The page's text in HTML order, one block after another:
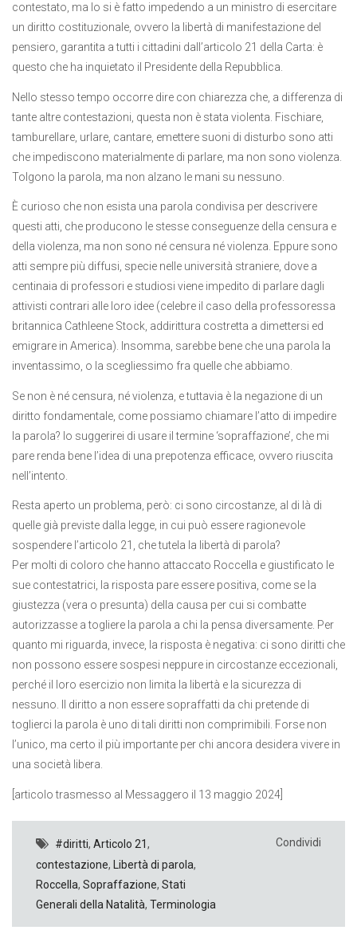
contestato, ma lo si è fatto impedendo a un ministro di esercitare
un diritto costituzionale, ovvero la libertà di manifestazione del
pensiero, garantita a tutti i cittadini dall’articolo 21 della Carta: è
questo che ha inquietato il Presidente della Repubblica.
Nello stesso tempo occorre dire con chiarezza che, a differenza di
tante altre contestazioni, questa non è stata violenta. Fischiare,
tamburellare, urlare, cantare, emettere suoni di disturbo sono atti
che impediscono materialmente di parlare, ma non sono violenza.
Tolgono la parola, ma non alzano le mani su nessuno.
È curioso che non esista una parola condivisa per descrivere
questi atti, che producono le stesse conseguenze della censura e
della violenza, ma non sono né censura né violenza. Eppure sono
atti sempre più diffusi, specie nelle università straniere, dove a
centinaia di professori e studiosi viene impedito di parlare dagli
attivisti contrari alle loro idee (celebre il caso della professoressa
britannica Cathleene Stock, addirittura costretta a dimettersi ed
emigrare in America). Insomma, sarebbe bene che una parola la
inventassimo, o la scegliessimo fra quelle che abbiamo.
Se non è né censura, né violenza, e tuttavia è la negazione di un
diritto fondamentale, come possiamo chiamare l’atto di impedire
la parola? Io suggerirei di usare il termine ‘sopraffazione’, che mi
pare renda bene l’idea di una prepotenza efficace, ovvero riuscita
nell’intento.
Resta aperto un problema, però: ci sono circostanze, al di là di
quelle già previste dalla legge, in cui può essere ragionevole
sospendere l’articolo 21, che tutela la libertà di parola?
Per molti di coloro che hanno attaccato Roccella e giustificato le
sue contestatrici, la risposta pare essere positiva, come se la
giustezza (vera o presunta) della causa per cui si combatte
autorizzasse a togliere la parola a chi la pensa diversamente. Per
quanto mi riguarda, invece, la risposta è negativa: ci sono diritti che
non possono essere sospesi neppure in circostanze eccezionali,
perché il loro esercizio non limita la libertà e la sicurezza di
nessuno. Il diritto a non essere sopraffatti da chi pretende di
toglierci la parola è uno di tali diritti non comprimibili. Forse non
l’unico, ma certo il più importante per chi ancora desidera vivere in
una società libera.
[articolo trasmesso al Messaggero il 13 maggio 2024]
#diritti, Articolo 21,
contestazione, Libertà di parola,
Roccella, Sopraffazione, Stati
Generali della Natalità, Terminologia
Condividi